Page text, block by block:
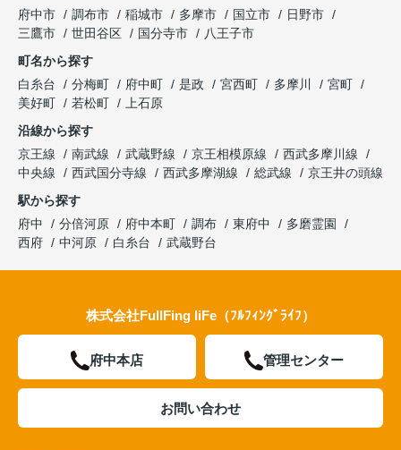
府中市
調布市 稲城市 多摩市 国立市
日野市
三鷹市
世田谷区 国分寺市
八王子市
町名から探す
白糸台
分梅町 府中町 是政 宮西町 多摩川
宮町
美好町
若松町
上石原
沿線から探す
京王線
南武線 武蔵野線 京王相模原線
西武多摩川線
中央線
西武国分寺線 西武多摩湖線 総武線
京王井の頭線
駅から探す
府中
分倍河原 府中本町 調布 東府中
多磨霊園
西府
中河原 白糸台 武蔵野台
株式会社FullFing liFe（ﾌﾙﾌｨﾝｸﾞﾗｲﾌ）
府中本店 管理センター
お問い合わせ